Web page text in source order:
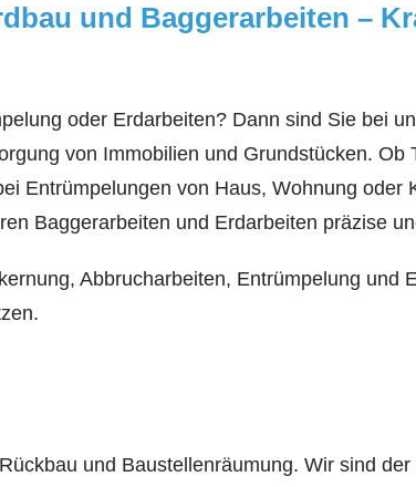
und Baggerarbeiten –
oder Erdarbeiten? Dann sind Sie bei
von Immobilien und Grundstücken. Ob
Entrümpelungen von Haus, Wohnung oder
Baggerarbeiten und Erdarbeiten präzise
Abbrucharbeiten, Entrümpelung und
und Baustellenräumung. Wir sind